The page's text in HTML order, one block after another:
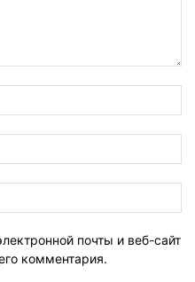
почты и веб-сайт
комментария.